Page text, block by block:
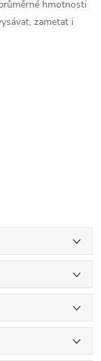
hmotnosti
zametat i